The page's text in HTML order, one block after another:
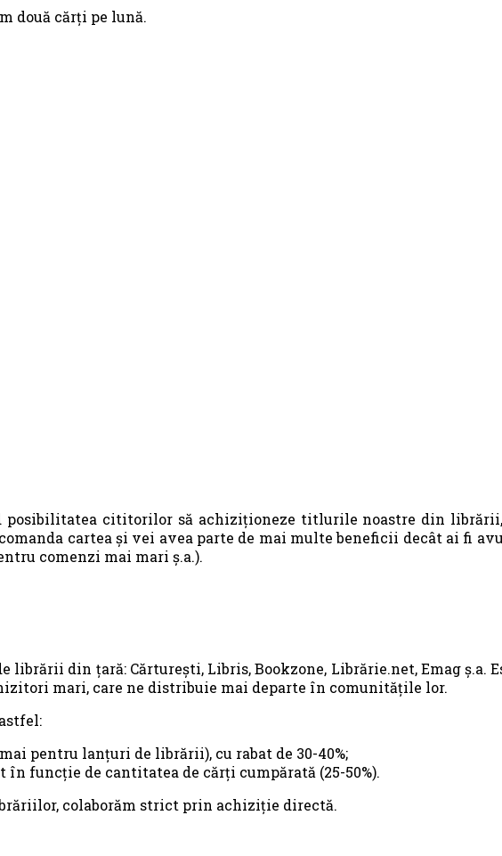
două cărți pe lună.
cititorilor să achiziționeze titlurile noastre din
cartea și vei avea parte de mai multe beneficii decât ai fi
comenzi mai mari ș.a.).
din țară: Cărturești, Libris, Bookzone, Librărie.net, Emag ș.a.
mari, care ne distribuie mai departe în comunitățile lor.
pentru lanțuri de librării), cu rabat de 30-40%;
funcție de cantitatea de cărți cumpărată (25-50%).
colaborăm strict prin achiziție directă.